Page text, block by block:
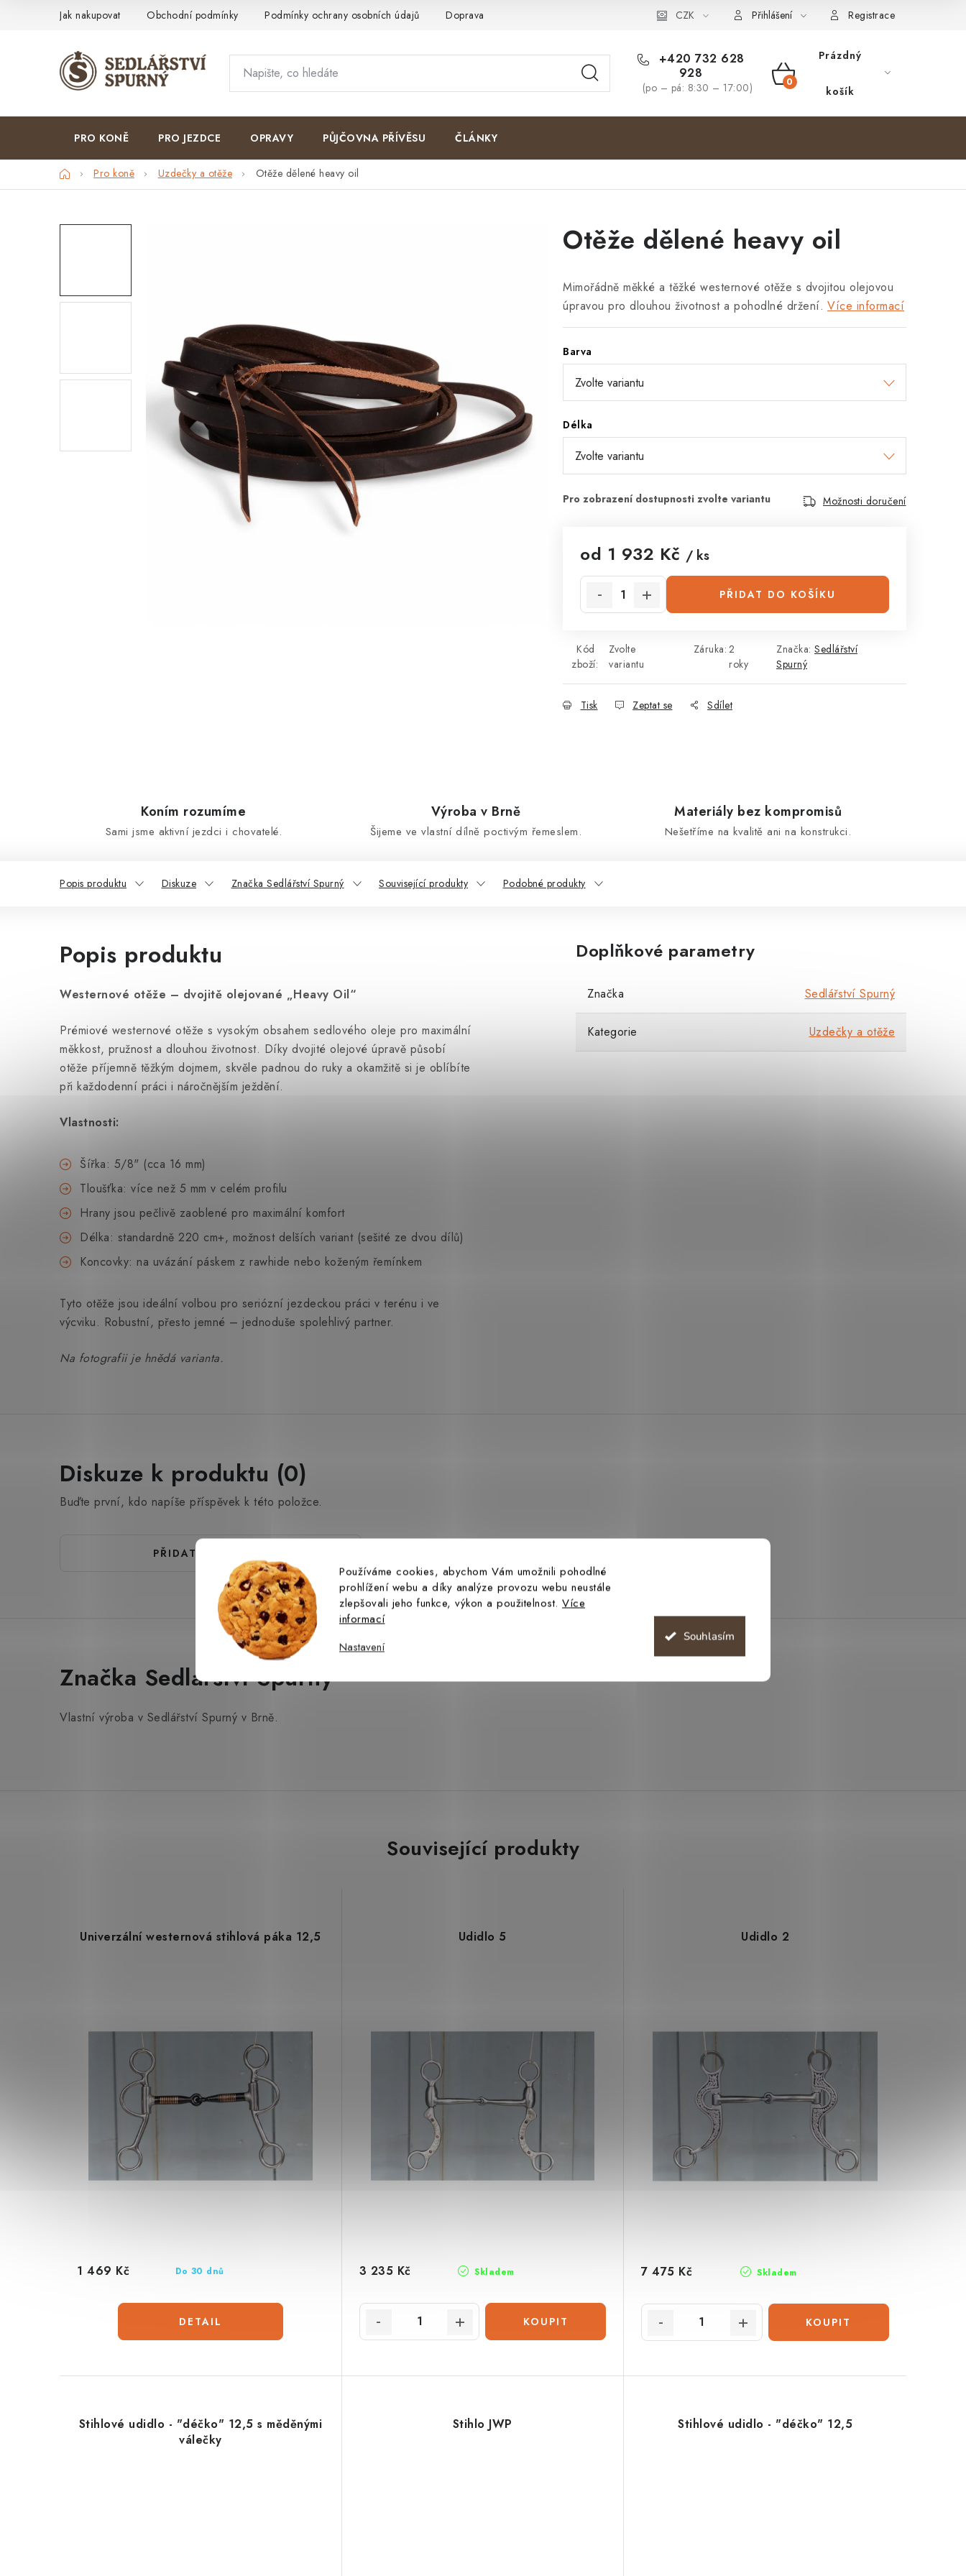
Používáme cookies, abychom Vám umožnili pohodlné
prohlížení webu a díky analýze provozu webu neustále
zlepšovali jeho funkce, výkon a použitelnost. Více
informací
Nastavení
Souhlasím
Jak nakupovat Obchodní podmínky Podmínky ochrany osobních údajů Doprava a platby Moje objednávka
CZK Přihlášení Registrace
+420 732 628
928
(po – pá: 8:30 – 17:00)
NÁKUPNÍ
Prázdný
košík
PRO KONĚ PRO JEZDCE OPRAVY PŮJČOVNA PŘÍVĚSU ČLÁNKY
DomůPro koně Uzdečky a otěže Otěže dělené heavy oil
Otěže dělené heavy oil
Mimořádně měkké a těžké westernové otěže s dvojitou olejovou
úpravou pro dlouhou životnost a pohodlné držení. Více informací
Barva
Délka
Možnosti doručení
od 1 932 Kč / ks
Měrná cena:
PŘIDAT DO KOŠÍKU
Kód
zboží:
Zvolte
variantu
Záruka: 2
roky
Značka: Sedlářství
Spurný
Tisk Zeptat se Sdílet
Koním rozumíme
Sami jsme aktivní jezdci i chovatelé.
Výroba v Brně
Šijeme ve vlastní dílně poctivým řemeslem.
Materiály bez kompromisů
Nešetříme na kvalitě ani na konstrukci.
Popis produktu Diskuze Značka Sedlářství Spurný Související produkty Podobné produkty
Popis produktu
Westernové otěže – dvojitě olejované „Heavy Oil“
Prémiové westernové otěže s vysokým obsahem sedlového oleje pro maximální
měkkost, pružnost a dlouhou životnost. Díky dvojité olejové úpravě působí
otěže příjemně těžkým dojmem, skvěle padnou do ruky a okamžitě si je oblíbíte
při každodenní práci i náročnějším ježdění.
Vlastnosti:
Šířka: 5/8" (cca 16 mm)
Tloušťka: více než 5 mm v celém profilu
Hrany jsou pečlivě zaoblené pro maximální komfort
Délka: standardně 220 cm+, možnost delších variant (sešité ze dvou dílů)
Koncovky: na uvázání páskem z rawhide nebo koženým řemínkem
Tyto otěže jsou ideální volbou pro seriózní jezdeckou práci v terénu i ve
výcviku. Robustní, přesto jemné – jednoduše spolehlivý partner.
Na fotografii je hnědá varianta.
Doplňkové parametry
Značka Sedlářství Spurný
Kategorie Uzdečky a otěže
Diskuze k produktu (0)
Buďte první, kdo napíše příspěvek k této položce.
PŘIDAT KOMENTÁŘ
Značka Sedlářství Spurný
Vlastní výroba v Sedlářství Spurný v Brně.
Související produkty
Univerzální westernová stihlová páka 12,5
Do 30 dnů
1 469 Kč
Udidlo 5
Skladem
3 235 Kč
Udidlo 2
Skladem
7 475 Kč
Stihlové udidlo - "déčko" 12,5 s měděnými
válečky
Stihlo JWP Stihlové udidlo - "déčko" 12,5